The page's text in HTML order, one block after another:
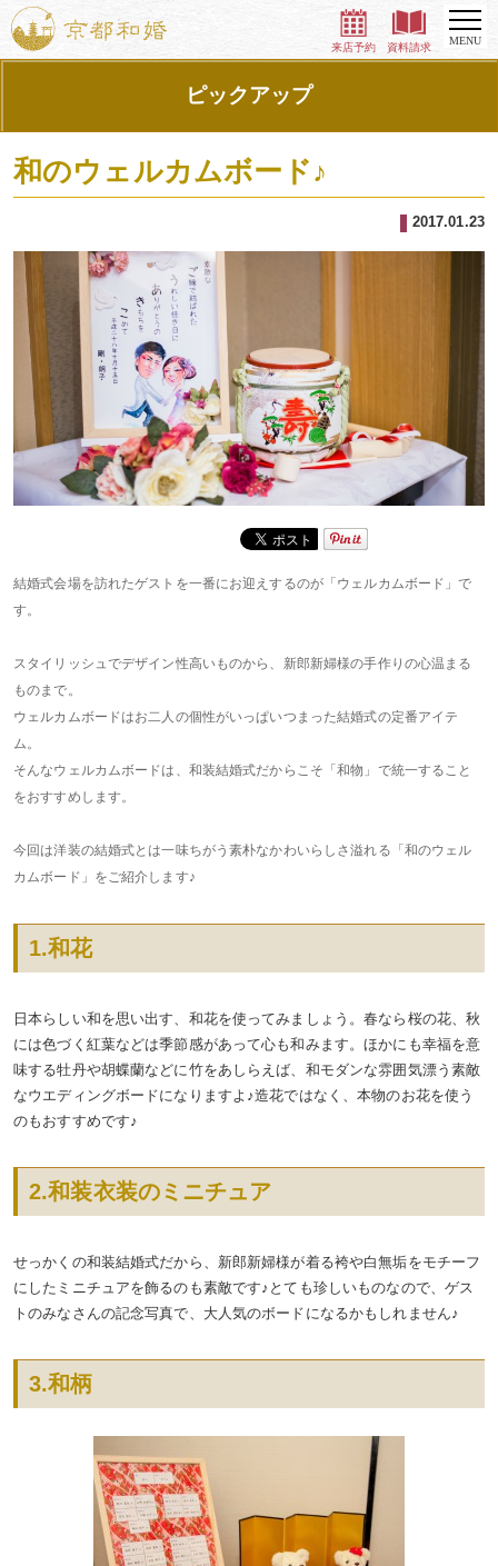
来店予約 資料請求
MENU
ピックアップ
和のウェルカムボード♪
2017.01.23
結婚式会場を訪れたゲストを一番にお迎えするのが「ウェルカムボード」で
す。
スタイリッシュでデザイン性高いものから、新郎新婦様の手作りの心温まる
ものまで。
ウェルカムボードはお二人の個性がいっぱいつまった結婚式の定番アイテ
ム。
そんなウェルカムボードは、和装結婚式だからこそ「和物」で統一すること
をおすすめします。
今回は洋装の結婚式とは一味ちがう素朴なかわいらしさ溢れる「和のウェル
カムボード」をご紹介します♪
1.和花
日本らしい和を思い出す、和花を使ってみましょう。春なら桜の花、秋
には色づく紅葉などは季節感があって心も和みます。ほかにも幸福を意
味する牡丹や胡蝶蘭などに竹をあしらえば、和モダンな雰囲気漂う素敵
なウエディングボードになりますよ♪造花ではなく、本物のお花を使う
のもおすすめです♪
2.和装衣装のミニチュア
せっかくの和装結婚式だから、新郎新婦様が着る袴や白無垢をモチーフ
にしたミニチュアを飾るのも素敵です♪とても珍しいものなので、ゲス
トのみなさんの記念写真で、大人気のボードになるかもしれません♪
3.和柄